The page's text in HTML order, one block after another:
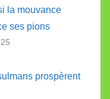
la mouvance
ses pions
prospèrent